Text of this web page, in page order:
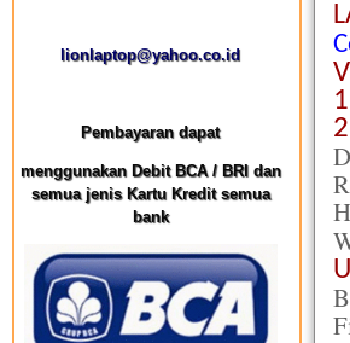
lionlaptop@yahoo.co.id
Pembayaran dapat
menggunakan Debit BCA / BRI dan
semua jenis Kartu Kredit semua
bank